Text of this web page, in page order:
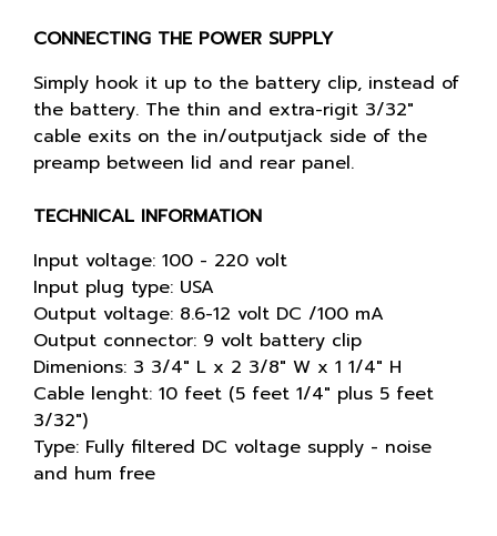
CONNECTING THE POWER SUPPLY
Simply hook it up to the battery clip, instead of
the battery. The thin and extra-rigit 3/32"
cable exits on the in/outputjack side of the
preamp between lid and rear panel.
TECHNICAL INFORMATION
Input voltage: 100 - 220 volt
Input plug type: USA
Output voltage: 8.6-12 volt DC /100 mA
Output connector: 9 volt battery clip
Dimenions: 3 3/4" L x 2 3/8" W x 1 1/4" H
Cable lenght: 10 feet (5 feet 1/4" plus 5 feet
3/32")
Type: Fully filtered DC voltage supply - noise
and hum free